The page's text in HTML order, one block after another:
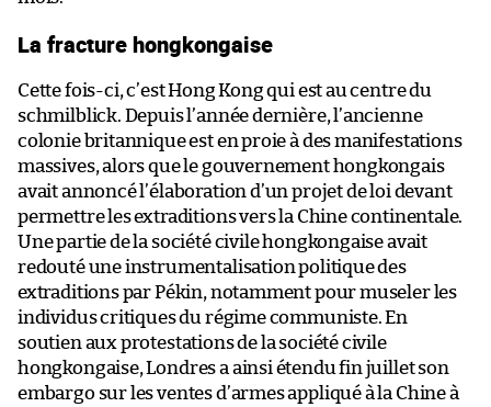
La fracture hongkongaise
Cette fois-ci, c’est Hong Kong qui est au centre du
schmilblick. Depuis l’année dernière, l’ancienne
colonie britannique est en proie à des manifestations
massives, alors que le gouvernement hongkongais
avait annoncé l’élaboration d’un projet de loi devant
permettre les extraditions vers la Chine continentale.
Une partie de la société civile hongkongaise avait
redouté une instrumentalisation politique des
extraditions par Pékin, notamment pour museler les
individus critiques du régime communiste. En
soutien aux protestations de la société civile
hongkongaise, Londres a ainsi étendu fin juillet son
embargo sur les ventes d’armes appliqué à la Chine à